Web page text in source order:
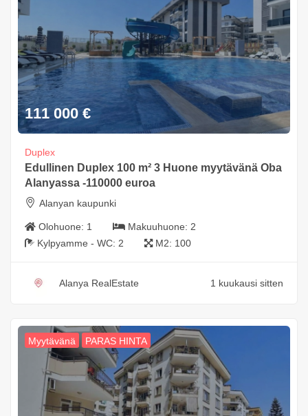
111 000 €
Duplex
Edullinen Duplex 100 m² 3 Huone myytävänä Oba
Alanyassa -110000 euroa
Alanyan kaupunki
Olohuone: 1 Makuuhuone: 2
Kylpyamme - WC: 2 M2: 100
Alanya RealEstate 1 kuukausi sitten
Myytävänä PARAS HINTA